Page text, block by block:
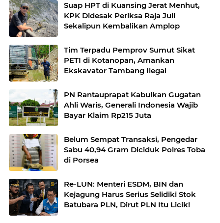
Suap HPT di Kuansing Jerat Menhut,
KPK Didesak Periksa Raja Juli
Sekalipun Kembalikan Amplop
Tim Terpadu Pemprov Sumut Sikat
PETI di Kotanopan, Amankan
Ekskavator Tambang Ilegal
PN Rantauprapat Kabulkan Gugatan
Ahli Waris, Generali Indonesia Wajib
Bayar Klaim Rp215 Juta
Belum Sempat Transaksi, Pengedar
Sabu 40,94 Gram Diciduk Polres Toba
di Porsea
Re-LUN: Menteri ESDM, BIN dan
Kejagung Harus Serius Selidiki Stok
Batubara PLN, Dirut PLN Itu Licik!